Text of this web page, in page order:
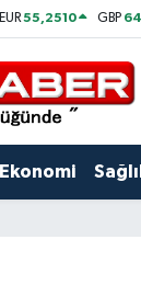
EUR55,2510 GBP
Ekonomi